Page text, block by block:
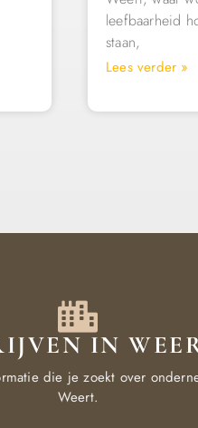
leefbaarheid
staan,
Lees verder »
IN
die je zoekt over
Weert.